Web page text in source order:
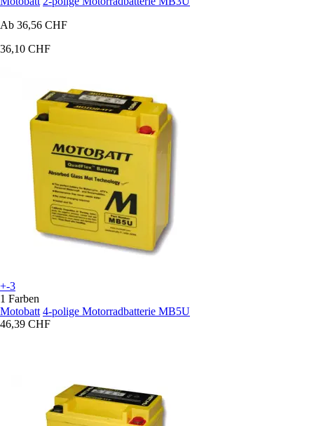
Ab 36,56 CHF
36,10 CHF
+-3
1 Farben
Motobatt 4-polige Motorradbatterie MB5U
46,39 CHF